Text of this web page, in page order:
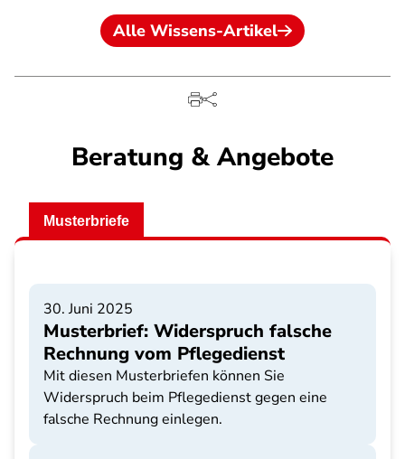
Alle Wissens-Artikel
Beratung & Angebote
Musterbriefe
30. Juni 2025
Musterbrief: Widerspruch falsche
Rechnung vom Pflegedienst
Mit diesen Musterbriefen können Sie
Widerspruch beim Pflegedienst gegen eine
falsche Rechnung einlegen.